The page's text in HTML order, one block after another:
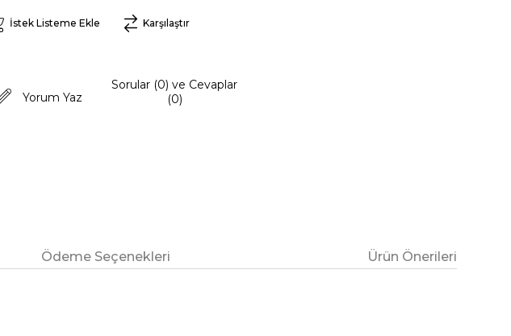
İstek Listeme Ekle Karşılaştır
Yorum Yaz
Sorular (0) ve Cevaplar
(0)
Ödeme Seçenekleri Ürün Önerileri